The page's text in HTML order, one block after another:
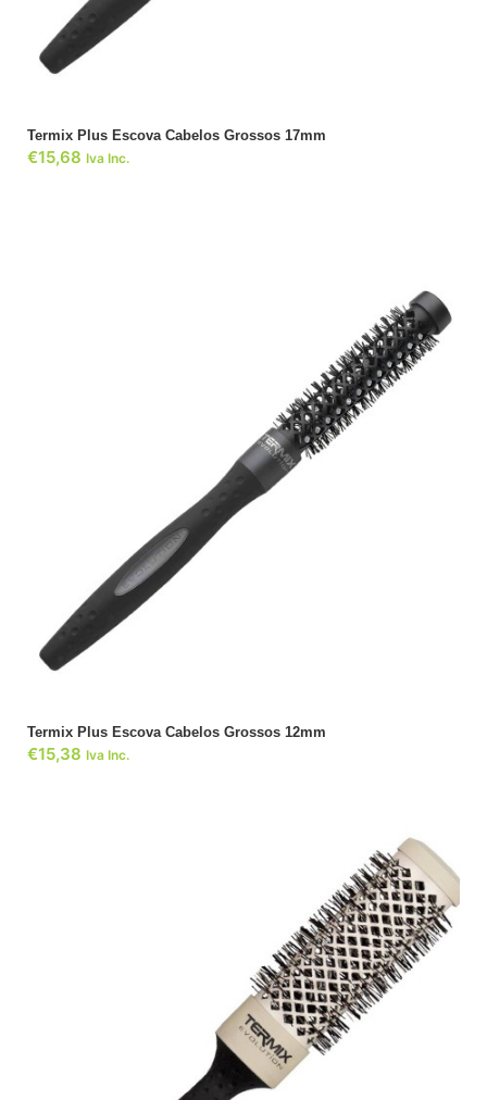
Termix Plus Escova Cabelos Grossos 17mm
€15,68 Iva Inc.
Termix Plus Escova Cabelos Grossos 12mm
€15,38 Iva Inc.